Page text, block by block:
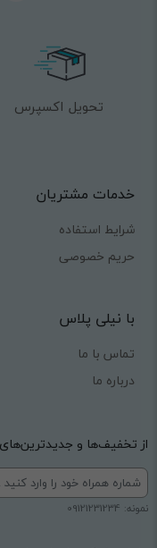
تحویل اکسپرس
خدمات مشتریان
شرایط استفاده
حریم خصوصی
با نیلی پلاس
تماس با ما
درباره ما
از تخفیف‌ها و
نمونه: 09121231234